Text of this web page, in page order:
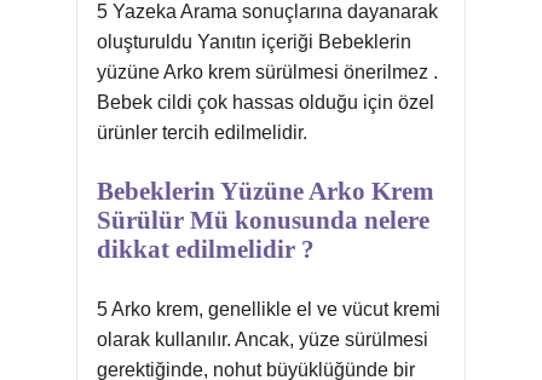
5 Yazeka Arama sonuçlarına dayanarak
oluşturuldu Yanıtın içeriği Bebeklerin
yüzüne Arko krem sürülmesi önerilmez .
Bebek cildi çok hassas olduğu için özel
ürünler tercih edilmelidir.
Bebeklerin Yüzüne Arko Krem
Sürülür Mü konusunda nelere
dikkat edilmelidir ?
5 Arko krem, genellikle el ve vücut kremi
olarak kullanılır. Ancak, yüze sürülmesi
gerektiğinde, nohut büyüklüğünde bir